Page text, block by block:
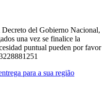
Decreto del Gobierno Nacional,
una vez se finalice la
puntual pueden por favor
para a sua região